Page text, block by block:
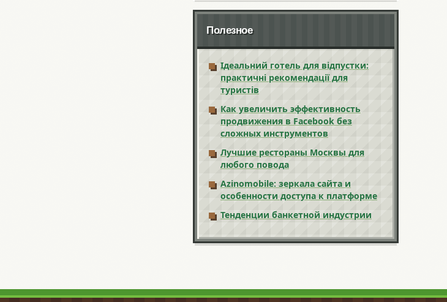
Полезное
Ідеальний готель для відпустки:
практичні рекомендації для
туристів
Как увеличить эффективность
продвижения в Facebook без
сложных инструментов
Лучшие рестораны Москвы для
любого повода
Azinomobile: зеркала сайта и
особенности доступа к платформе
Тенденции банкетной индустрии